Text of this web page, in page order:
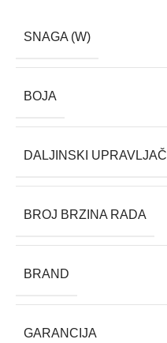
SNAGA (W)
BOJA
DALJINSKI UPRAVLJAČ
BROJ BRZINA RADA
BRAND
GARANCIJA